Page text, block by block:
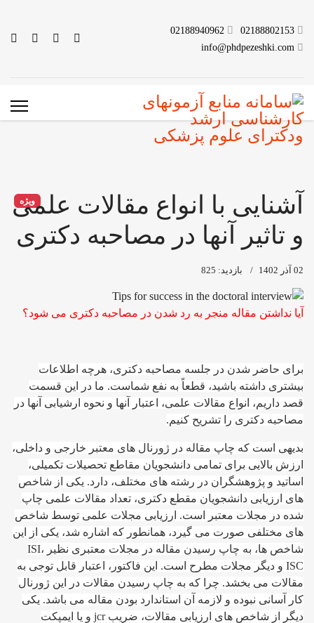
02188802153
02188940962
info@phdpezeshki.com
ویژه
آشنایی با انواع مقالات علمی
و تاثير آنها در مصاحبه دکتری
02 آذر 1402 بازدید: 825
آیا نداشتن مقاله منجر به رد شدن در مصاحبه دکتری می شود؟
برای حاضر شدن در جلسه مصاحبه دکتری، هرچه اطلاعات
بیشتری داشته باشید، قطعاً به نفع شماست. ما در این قسمت
قصد داریم، انواع مقالات علمی، اعتبار آنها و نحوه ارشیابی آنها در
مصاحبه دکتری را تشریح کنیم.
بدیهی است که چاپ مقاله در ژورنال های معتبر خارجی و داخلی،
ارزش بالایی برای تمامی دانشجویان مقاطع تحصیلات تکمیلی،
اساتید و پژوهشگران در رشته های مختلف، دارد. یکی از شاخص
های ارزیابی دانشجویان مقطع دکتری، تعداد مقالات علمی چاپ
شده در مجلات معتبر است. ارزیابی مجلات علمی توسط شاخص
های مختلفی صورت می گیرد، همانطور که اشاره شد، یکی از این
شاخص ها، به چاپ رسیدن مقاله در مجلات معتبری نظیر ISI،
ISC و دیگر مجلات مطرح است. این فاکتور، اعتبار قابل توجی به
مقالات می بخشد. چرا که به چاپ رسیدن مقالات در این ژورنال
کار آسانی نبوده و لازمه آن استاندارد بودن مقاله می باشد. یکی
دیگر از شاخص های ارزیابی مقالات، ضریب jcr و یا ایمپکت